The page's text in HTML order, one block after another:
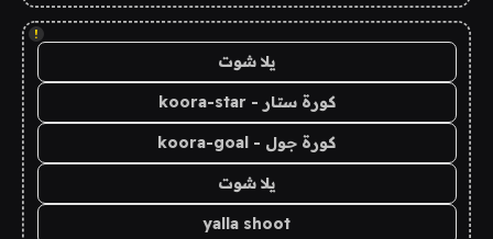
!
يلا شوت
كورة ستار - koora-star
كورة جول - koora-goal
يلا شوت
yalla shoot